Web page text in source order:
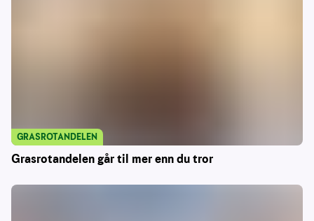
Grasrotandelen går til mer enn du tror
GRASROTANDELEN